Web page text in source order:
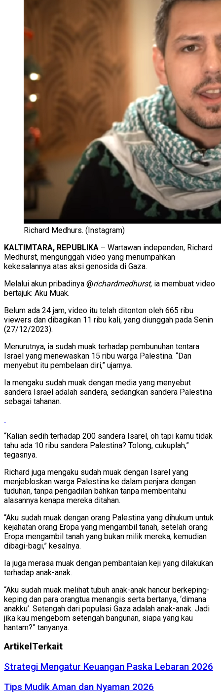
Richard Medhurs. (Instagram)
KALTIMTARA, REPUBLIKA – Wartawan independen, Richard
Medhurst, mengunggah video yang menumpahkan
kekesalannya atas aksi genosida di Gaza.
Melalui akun pribadinya @richardmedhurst, ia membuat video
bertajuk: Aku Muak.
Belum ada 24 jam, video itu telah ditonton oleh 665 ribu
viewers dan dibagikan 11 ribu kali, yang diunggah pada Senin
(27/12/2023).
Menurutnya, ia sudah muak terhadap pembunuhan tentara
Israel yang menewaskan 15 ribu warga Palestina. “Dan
menyebut itu pembelaan diri,” ujarnya.
Ia mengaku sudah muak dengan media yang menyebut
sandera Israel adalah sandera, sedangkan sandera Palestina
sebagai tahanan.
“Kalian sedih terhadap 200 sandera Isarel, oh tapi kamu tidak
tahu ada 10 ribu sandera Palestina? Tolong, cukuplah,”
tegasnya.
Richard juga mengaku sudah muak dengan Isarel yang
menjebloskan warga Palestina ke dalam penjara dengan
tuduhan, tanpa pengadilan bahkan tanpa memberitahu
alasannya kenapa mereka ditahan.
“Aku sudah muak dengan orang Palestina yang dihukum untuk
kejahatan orang Eropa yang mengambil tanah, setelah orang
Eropa mengambil tanah yang bukan milik mereka, kemudian
dibagi-bagi,” kesalnya.
Ia juga merasa muak dengan pembantaian keji yang dilakukan
terhadap anak-anak.
“Aku sudah muak melihat tubuh anak-anak hancur berkeping-
keping dan para orangtua menangis serta bertanya, ‘dimana
anakku’. Setengah dari populasi Gaza adalah anak-anak. Jadi
jika kau mengebom setengah bangunan, siapa yang kau
hantam?” tanyanya.
Artikel Terkait
Strategi Mengatur Keuangan Paska Lebaran 2026
Tips Mudik Aman dan Nyaman 2026